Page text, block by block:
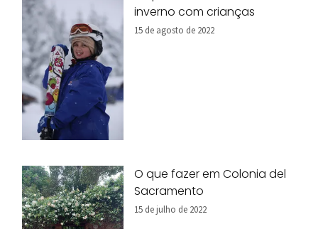
inverno com crianças
15 de agosto de 2022
O que fazer em Colonia del
Sacramento
15 de julho de 2022